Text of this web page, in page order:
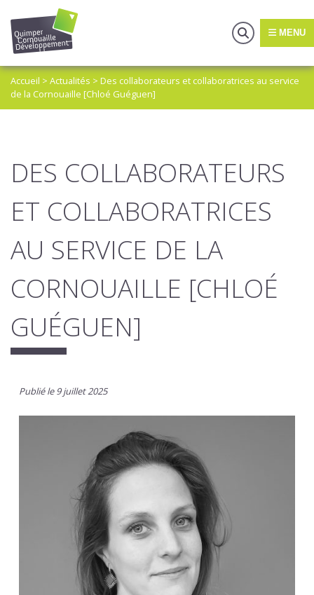
MENU
Accueil > Actualités > Des collaborateurs et collaboratrices au service
de la Cornouaille [Chloé Guéguen]
DES COLLABORATEURS
ET COLLABORATRICES
AU SERVICE DE LA
CORNOUAILLE [CHLOÉ
GUÉGUEN]
Publié le 9 juillet 2025